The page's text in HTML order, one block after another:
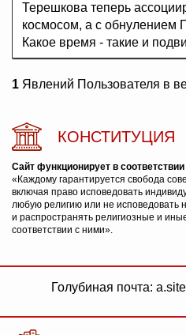
Терешкова теперь
космосом, а с обнулением
Какое время - такие и
1 Явлений Пользователя в
КОНСТИТУЦИЯ
Сайт функционирует в
«Каждому гарантируется свобода
включая право исповедовать
любую религию или не исповедовать
и распространять религиозные и
соответствии с ними».
Голубиная почта: